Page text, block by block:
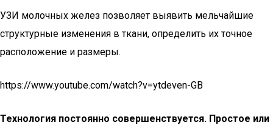
УЗИ молочных желез позволяет выявить мельчайшие
структурные изменения в ткани, определить их точное
расположение и размеры.
https://www.youtube.com/watch?v=ytdeven-GB
Технология постоянно совершенствуется. Простое или